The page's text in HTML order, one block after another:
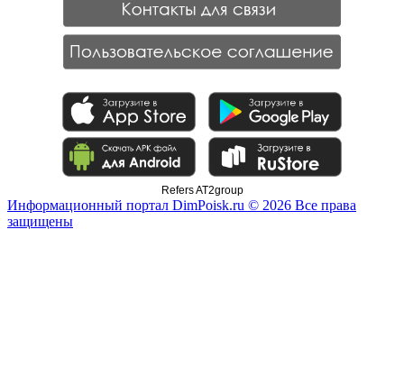
Refers AT2group
Информационный портал DimPoisk.ru © 2026 Все права
защищены